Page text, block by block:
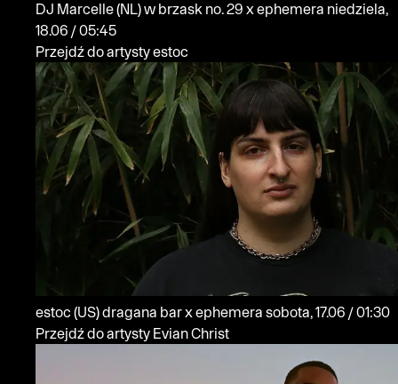
DJ Marcelle(NL)w brzask no. 29 x ephemera niedziela,
18.06 / 05:45
Przejdź do artysty estoc
estoc (US)dragana bar x ephemera
sobota, 17.06 / 01:30
Przejdź do artysty Evian Christ